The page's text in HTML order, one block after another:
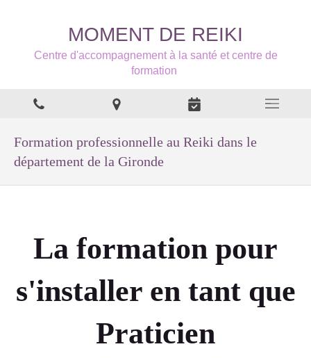
MOMENT DE REIKI
Centre d'accompagnement à la santé et centre de
formation
Formation professionnelle au Reiki dans le
département de la Gironde
La formation pour
s'installer en tant que
Praticien